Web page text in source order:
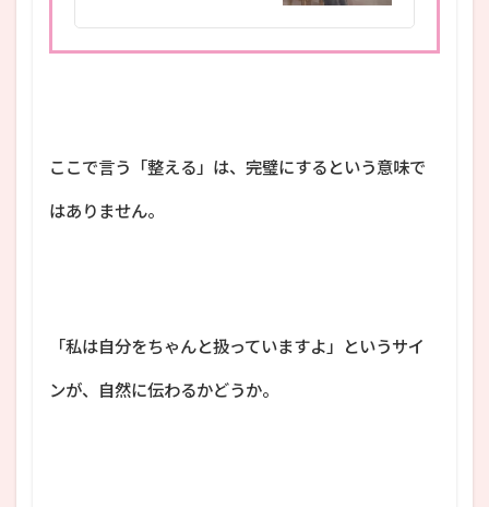
ここで言う「整える」は、完璧にするという意味で
はありません。
「私は自分をちゃんと扱っていますよ」というサイ
ンが、自然に伝わるかどうか。